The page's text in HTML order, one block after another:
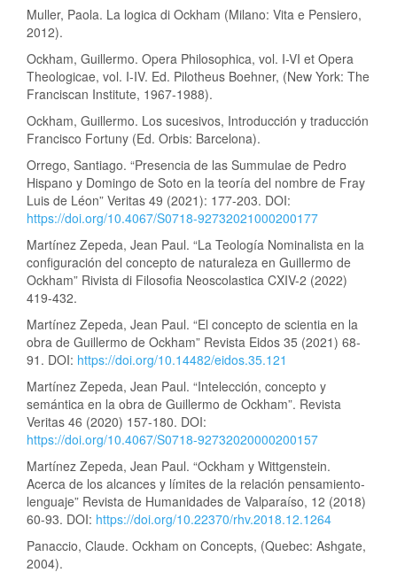
Muller, Paola. La logica di Ockham (Milano: Vita e Pensiero,
2012).
Ockham, Guillermo. Opera Philosophica, vol. I-VI et Opera
Theologicae, vol. I-IV. Ed. Pilotheus Boehner, (New York: The
Franciscan Institute, 1967-1988).
Ockham, Guillermo. Los sucesivos, Introducción y traducción
Francisco Fortuny (Ed. Orbis: Barcelona).
Orrego, Santiago. “Presencia de las Summulae de Pedro
Hispano y Domingo de Soto en la teoría del nombre de Fray
Luis de Léon” Veritas 49 (2021): 177-203. DOI:
https://doi.org/10.4067/S0718-92732021000200177
Martínez Zepeda, Jean Paul. “La Teología Nominalista en la
configuración del concepto de naturaleza en Guillermo de
Ockham” Rivista di Filosofia Neoscolastica CXIV-2 (2022)
419-432.
Martínez Zepeda, Jean Paul. “El concepto de scientia en la
obra de Guillermo de Ockham” Revista Eidos 35 (2021) 68-
91. DOI: https://doi.org/10.14482/eidos.35.121
Martínez Zepeda, Jean Paul. “Intelección, concepto y
semántica en la obra de Guillermo de Ockham”. Revista
Veritas 46 (2020) 157-180. DOI:
https://doi.org/10.4067/S0718-92732020000200157
Martínez Zepeda, Jean Paul. “Ockham y Wittgenstein.
Acerca de los alcances y límites de la relación pensamiento-
lenguaje” Revista de Humanidades de Valparaíso, 12 (2018)
60-93. DOI: https://doi.org/10.22370/rhv.2018.12.1264
Panaccio, Claude. Ockham on Concepts, (Quebec: Ashgate,
2004).